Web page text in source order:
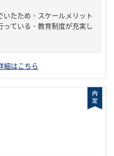
いたため・スケールメリット
ている・教育制度が充実し
細はこちら